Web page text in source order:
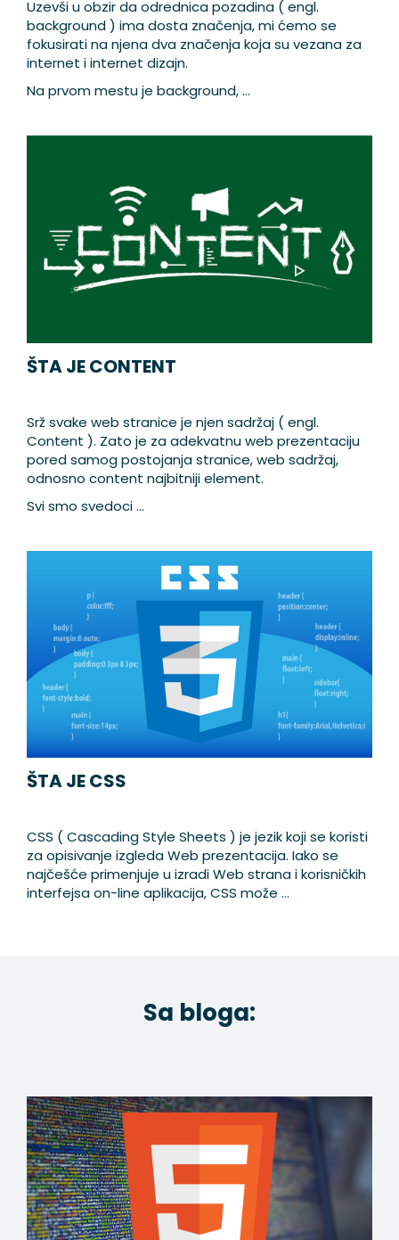
Uzevši u obzir da odrednica pozadina ( engl.
background ) ima dosta značenja, mi ćemo se
fokusirati na njena dva značenja koja su vezana za
internet i internet dizajn.
Na prvom mestu je background, ...
ŠTA JE CONTENT
Srž svake web stranice je njen sadržaj ( engl.
Content ). Zato je za adekvatnu web prezentaciju
pored samog postojanja stranice, web sadržaj,
odnosno content najbitniji element.
Svi smo svedoci ...
ŠTA JE CSS
CSS ( Cascading Style Sheets ) je jezik koji se koristi
za opisivanje izgleda Web prezentacija. Iako se
najčešće primenjuje u izradi Web strana i korisničkih
interfejsa on-line aplikacija, CSS može ...
Sa bloga: